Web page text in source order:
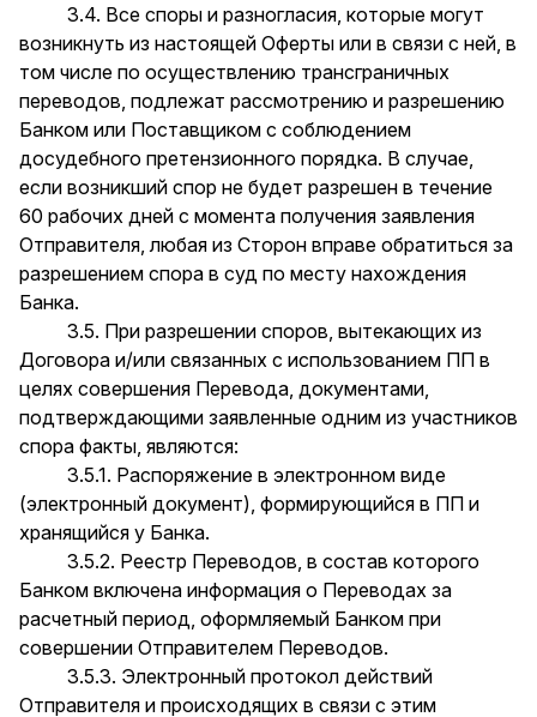
3.4. Все споры и разногласия, которые могут
возникнуть из настоящей Оферты или в связи с ней, в
том числе по осуществлению трансграничных
переводов, подлежат рассмотрению и разрешению
Банком или Поставщиком с соблюдением
досудебного претензионного порядка. В случае,
если возникший спор не будет разрешен в течение
60 рабочих дней с момента получения заявления
Отправителя, любая из Сторон вправе обратиться за
разрешением спора в суд по месту нахождения
Банка.
3.5. При разрешении споров, вытекающих из
Договора и/или связанных с использованием ПП в
целях совершения Перевода, документами,
подтверждающими заявленные одним из участников
спора факты, являются:
3.5.1. Распоряжение в электронном виде
(электронный документ), формирующийся в ПП и
хранящийся у Банка.
3.5.2. Реестр Переводов, в состав которого
Банком включена информация о Переводах за
расчетный период, оформляемый Банком при
совершении Отправителем Переводов.
3.5.3. Электронный протокол действий
Отправителя и происходящих в связи с этим